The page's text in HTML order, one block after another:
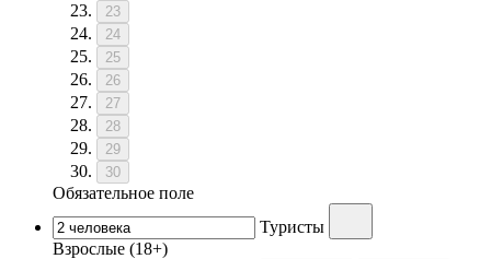
23
24
25
26
27
28
29
30
Обязательное поле
Туристы
Взрослые (18+)